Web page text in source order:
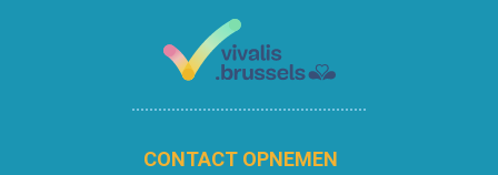
CONTACT OPNEMEN